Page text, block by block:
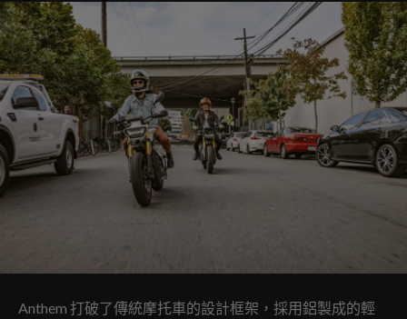
Anthem 打破了傳統摩托車的設計框架，採用鋁製成的輕